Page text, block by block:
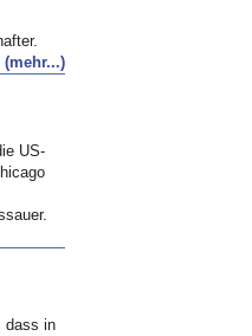
(mehr...)
US-
dass in